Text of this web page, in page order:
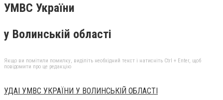
УМВС України
у Волинській області
Якщо ви помітили помилку, виділіть необхідний текст і натисніть Ctrl + Enter, щоб
повідомити про це редакцію
УДАІ УМВС УКРАЇНИ У ВОЛИНСЬКІЙ ОБЛАСТІ